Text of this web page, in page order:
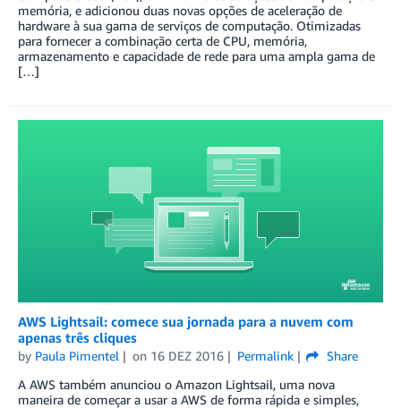
memória, e adicionou duas novas opções de aceleração de
hardware à sua gama de serviços de computação. Otimizadas
para fornecer a combinação certa de CPU, memória,
armazenamento e capacidade de rede para uma ampla gama de
[…]
AWS Lightsail: comece sua jornada para a nuvem com
apenas três cliques
by Paula Pimentel on 16 DEZ 2016 Permalink
Share
A AWS também anunciou o Amazon Lightsail, uma nova
maneira de começar a usar a AWS de forma rápida e simples,